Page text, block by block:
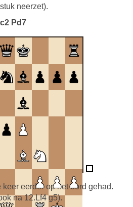
neerzet).
Pd7
eerder op het bord gehad.
na 12.Lf4 g5).